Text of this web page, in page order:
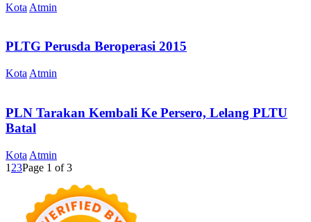
Kota Atmin
PLTG Perusda Beroperasi 2015
Kota Atmin
PLN Tarakan Kembali Ke Persero, Lelang PLTU
Batal
Kota Atmin
1 23Page 1 of 3